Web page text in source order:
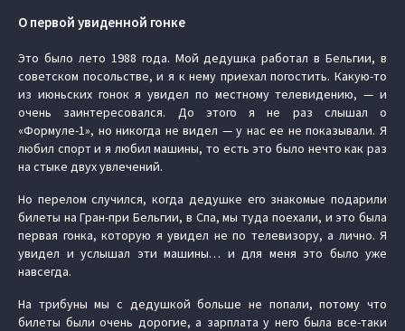
О первой увиденной гонке
Это было лето 1988 года. Мой дедушка работал в Бельгии, в
советском посольстве, и я к нему приехал погостить. Какую-то
из июньских гонок я увидел по местному телевидению, — и
очень заинтересовался. До этого я не раз слышал о
«Формуле-1», но никогда не видел — у нас ее не показывали. Я
любил спорт и я любил машины, то есть это было нечто как раз
на стыке двух увлечений.
Но перелом случился, когда дедушке его знакомые подарили
билеты на Гран-при Бельгии, в Спа, мы туда поехали, и это была
первая гонка, которую я увидел не по телевизору, а лично. Я
увидел и услышал эти машины… и для меня это было уже
навсегда.
На трибуны мы с дедушкой больше не попали, потому что
билеты были очень дорогие, а зарплата у него была все-таки